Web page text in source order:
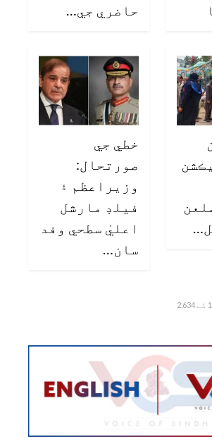
حاضري جي…
2 ضلعن
خطي جي
صورتحال:
وزيراعظم ۽
فيلڊ مارشل
اعليٰ سطحي وفد
سان…
1 کے 2,634